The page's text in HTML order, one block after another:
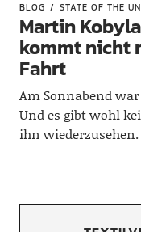
BLOG STATE OF THE
Martin
kommt nicht
Fahrt
Am Sonnabend
Und es gibt wohl
ihn